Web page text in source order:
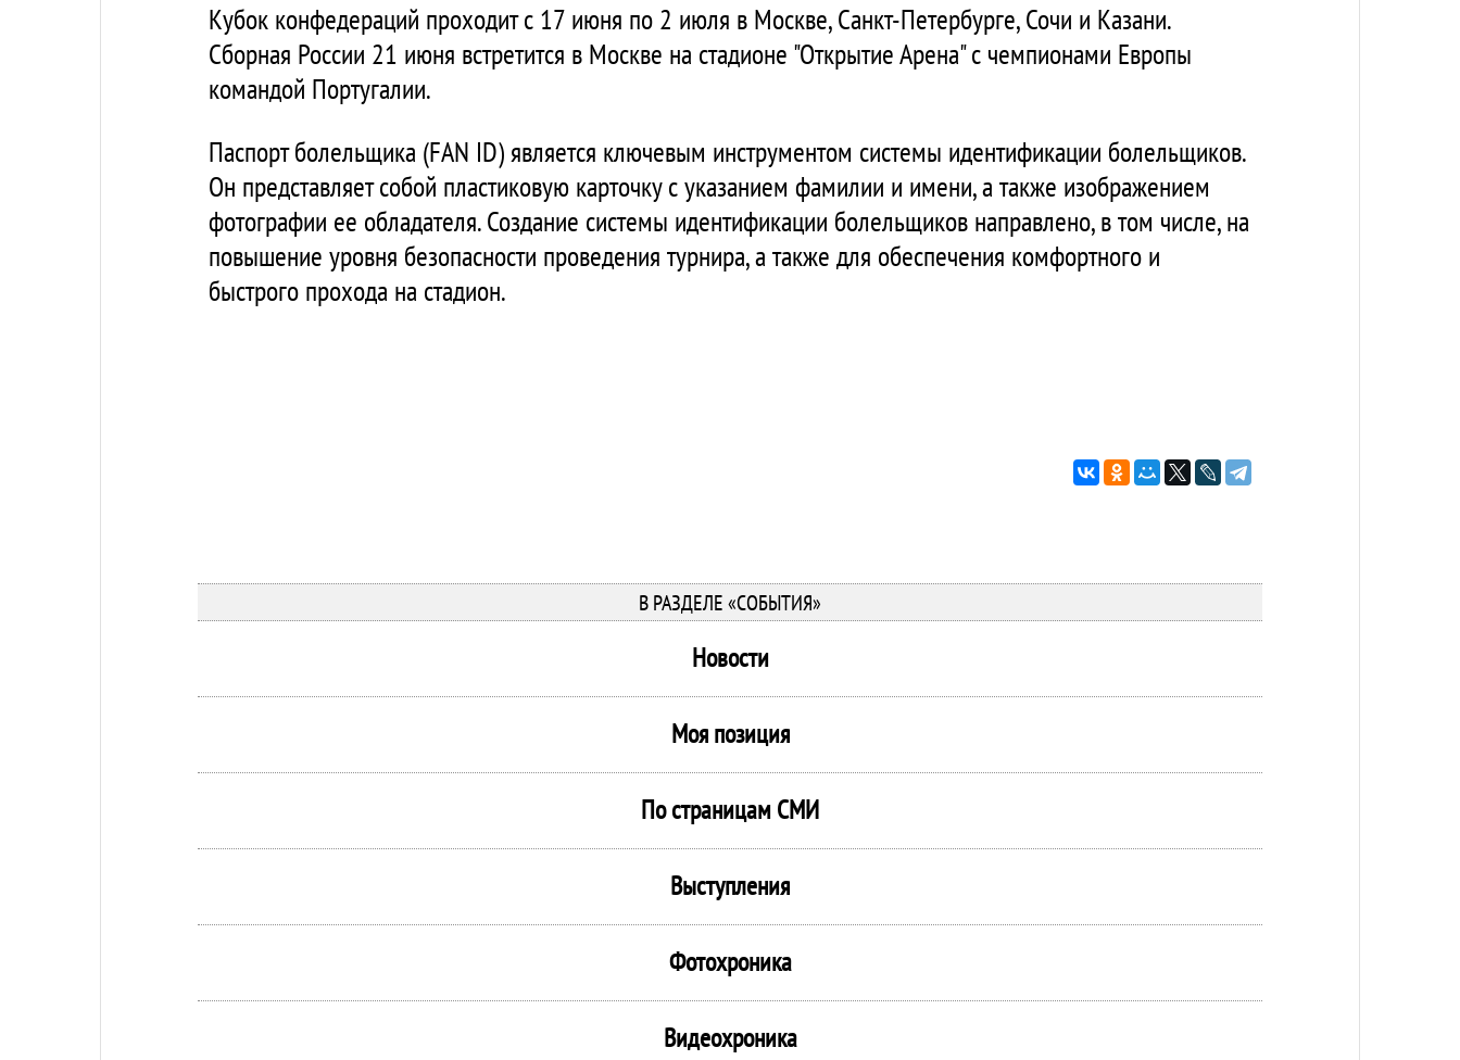
Кубок конфедераций проходит с 17 июня по 2 июля в Москве, Санкт-Петербурге, Сочи и Казани.
Сборная России 21 июня встретится в Москве на стадионе "Открытие Арена" с чемпионами Европы
командой Португалии.
Паспорт болельщика (FAN ID) является ключевым инструментом системы идентификации болельщиков.
Он представляет собой пластиковую карточку с указанием фамилии и имени, а также изображением
фотографии ее обладателя. Создание системы идентификации болельщиков направлено, в том числе, на
повышение уровня безопасности проведения турнира, а также для обеспечения комфортного и
быстрого прохода на стадион.
В РАЗДЕЛЕ «СОБЫТИЯ»
Новости
Моя позиция
По страницам СМИ
Выступления
Фотохроника
Видеохроника